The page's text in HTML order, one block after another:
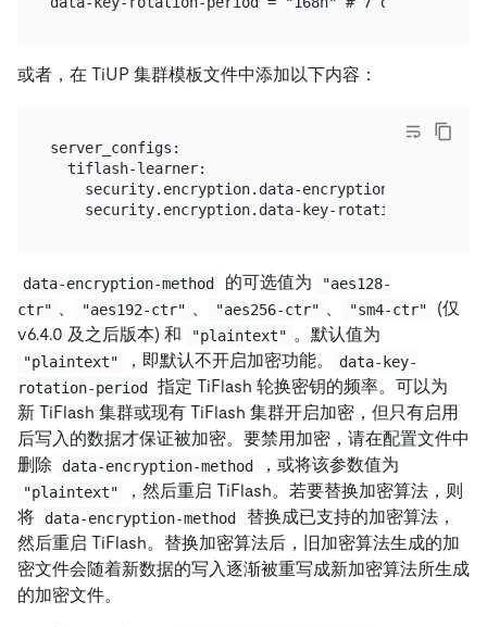
或者，在 TiUP 集群模板文件中添加以下内容：
server_configs:
  tiflash-learner:
security.encryption.data-encryption-method:
data-encryption-method 的可选值为
"aes128-
ctr" 、 "aes192-ctr" 、 "aes256-ctr" 、 "sm4-ctr"
(仅
v6.4.0 及之后版本) 和
"plaintext" 。默认值为
"plaintext" ，即默认不开启加密功能。
data-key-
rotation-period 指定 TiFlash 轮换密钥的频率。可以为
新 TiFlash 集群或现有 TiFlash 集群开启加密，但只有启用
后写入的数据才保证被加密。要禁用加密，请在配置文件中
删除
data-encryption-method ，或将该参数值为
"plaintext"
，然后重启 TiFlash。若要替换加密算法，则
将
data-encryption-method
替换成已支持的加密算法，
然后重启 TiFlash。替换加密算法后，旧加密算法生成的加
密文件会随着新数据的写入逐渐被重写成新加密算法所生成
的加密文件。